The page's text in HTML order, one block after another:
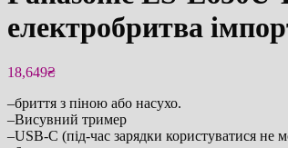
електробритва
18,649₴
–бриття з піною або насухо.
–Висувний тример
–USB-C (під-час зарядки користуватися не